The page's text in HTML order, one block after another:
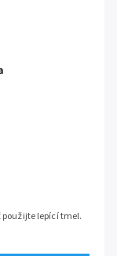
použijte lepící tmel.